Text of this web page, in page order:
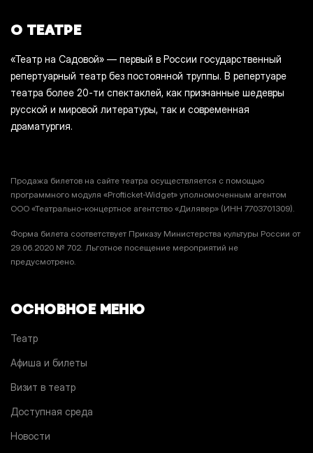
О ТЕАТРЕ
«Театр на Садовой» — первый в России государственный
репертуарный театр без постоянной труппы. В репертуаре
театра более 20-ти спектаклей, как признанные шедевры
русской и мировой литературы, так и современная
драматургия.
Продажа билетов на сайте театра осуществляется с помощью
программного модуля «Profticket-Widget» уполномоченным агентом
ООО «Театрально-концертное агентство «Дилявер» (ИНН 7703701309).
Форма билета соответствует Приказу Министерства культуры России от
29.06.2020 № 702. Льготное посещение мероприятий не
предусмотрено.
ОСНОВНОЕ МЕНЮ
Театр
Афиша и билеты
Визит в театр
Доступная среда
Новости